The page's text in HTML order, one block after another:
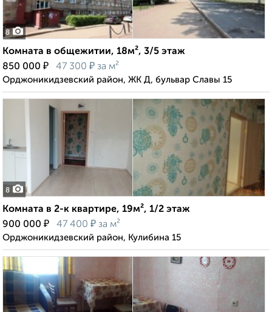
8
Комната в общежитии, 18м², 3/5 этаж
850 000 ₽ 47 300 ₽ за м²
Орджоникидзевский район, ЖК Д, бульвар Славы 15
8
Комната в 2-к квартире, 19м², 1/2 этаж
900 000 ₽ 47 400 ₽ за м²
Орджоникидзевский район, Кулибина 15